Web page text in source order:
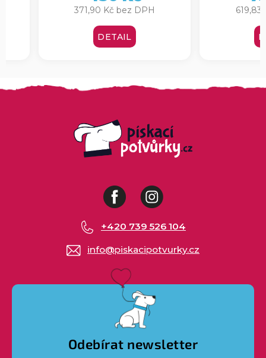
371,90 Kč bez DPH 619,83 Kč bez DPH
FacebookInstagram
info@piskacipotvurky.cz
+420 739 526 104
Odebírat newsletter